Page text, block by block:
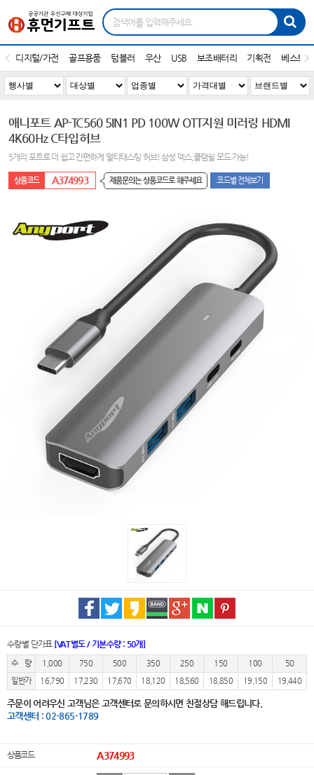
디지털/가전 골프용품 텀블러 우산 USB 보조배터리 기획전 베스트
애니포트 AP-TC560 5IN1 PD 100W OTT지원 미러링 HDMI
4K60Hz C타입허브
5개의 포트로 더 쉽고 간편하게 멀티태스팅 허브! 삼성 덱스,클램쉴 모드 가능!
A374993 제품문의는 상품코드로 해주세요 코드별 전체보기
수량별 단가표 [VAT별도 / 기본수량 : 50개]
수 량 1,000 750 500 350 250 150 100
50
일반가
16,790 17,230 17,670 18,120 18,560 18,850 19,150 19,440
주문이 어려우신 고객님은 고객센터로 문의하시면 친절상담 해드립니다.
고객센터 : 02-865-1789
상품코드 A374993